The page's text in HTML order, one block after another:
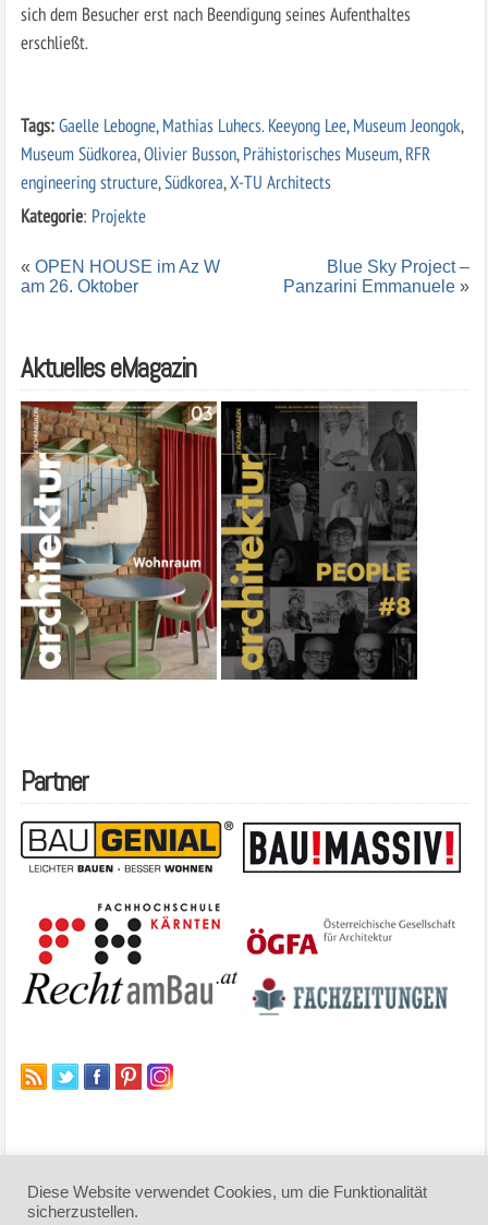
sich dem Besucher erst nach Beendigung seines Aufenthaltes
erschließt.
Tags:Gaelle Lebogne,Mathias Luhecs. Keeyong Lee,Museum Jeongok,
Museum Südkorea,Olivier Busson,Prähistorisches Museum,RFR
engineering structure,Südkorea,X-TU Architects
Kategorie: Projekte
« OPEN HOUSE im Az W
am 26. Oktober
Blue Sky Project –
Panzarini Emmanuele »
Aktuelles eMagazin
Partner
Diese Website verwendet Cookies, um die Funktionalität
sicherzustellen.